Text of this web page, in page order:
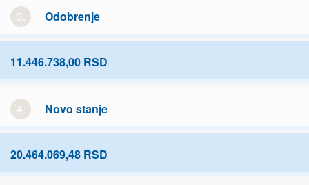
3. Odobrenje
11.446.738,00 RSD
4. Novo stanje
20.464.069,48 RSD